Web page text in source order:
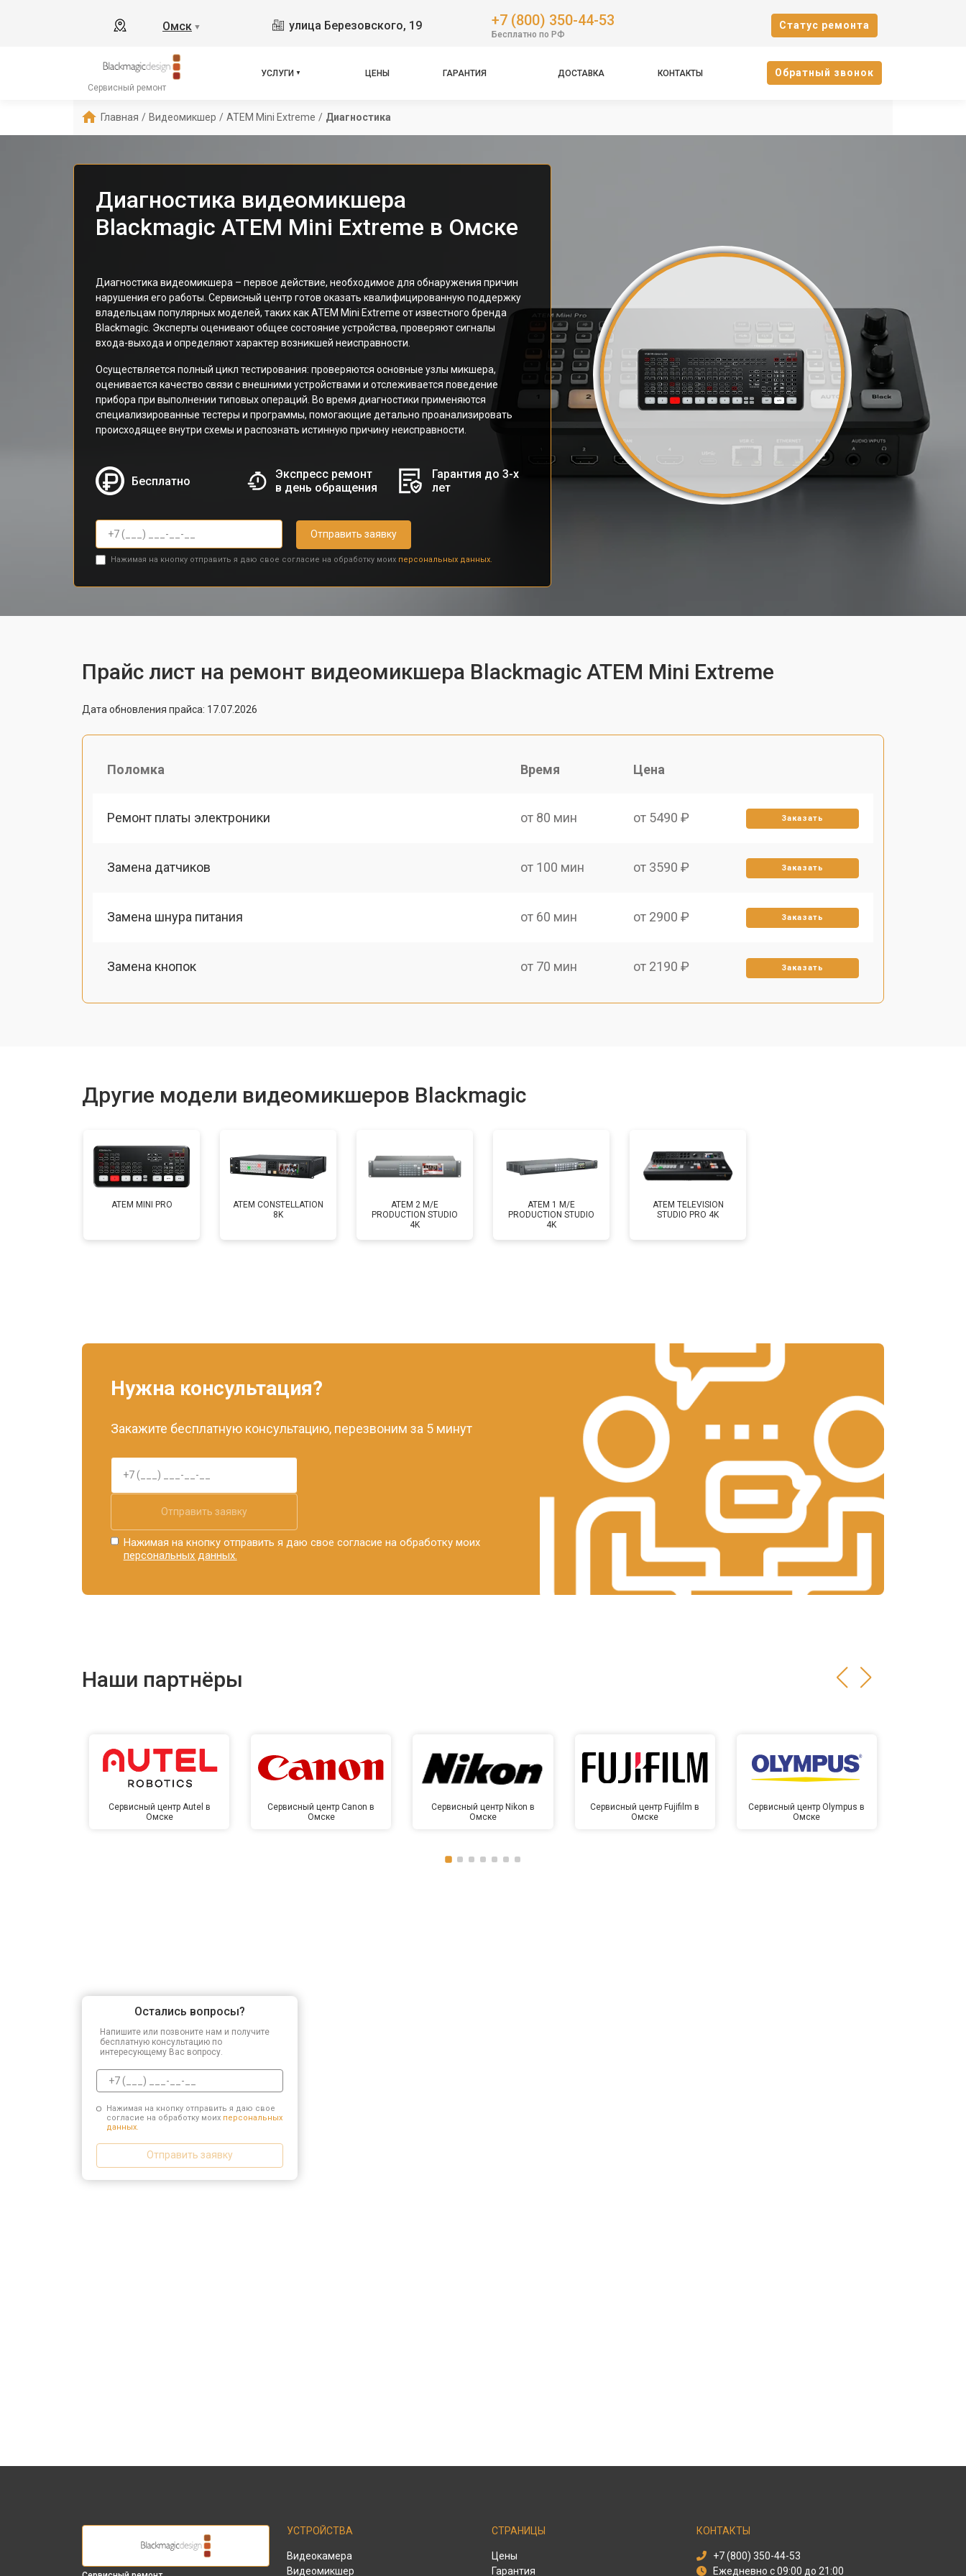
Омск ▼ улица Березовского, 19 +7 (800) 350-44-53
Бесплатно по РФ
Cтатус ремонта
Сервисный ремонт
УСЛУГИ ЦЕНЫ ГАРАНТИЯ ДОСТАВКА КОНТАКТЫ Oбратный звонок
Главная / Видеомикшер / ATEM Mini Extreme / Диагностика
Диагностика видеомикшера
Blackmagic ATEM Mini Extreme в Омске
Диагностика видеомикшера – первое действие, необходимое для обнаружения причин
нарушения его работы. Сервисный центр готов оказать квалифицированную поддержку
владельцам популярных моделей, таких как ATEM Mini Extreme от известного бренда
Blackmagic. Эксперты оценивают общее состояние устройства, проверяют сигналы
входа-выхода и определяют характер возникшей неисправности.
Осуществляется полный цикл тестирования: проверяются основные узлы микшера,
оценивается качество связи с внешними устройствами и отслеживается поведение
прибора при выполнении типовых операций. Во время диагностики применяются
специализированные тестеры и программы, помогающие детально проанализировать
происходящее внутри схемы и распознать истинную причину неисправности.
Бесплатно
Экспресс ремонт
в день обращения
Гарантия до 3-х
лет
Отправить заявку
Нажимая на кнопку отправить я даю свое согласие на обработку моих персональных данных.
Прайс лист на ремонт видеомикшера Blackmagic ATEM Mini Extreme
Дата обновления прайса: 17.07.2026
Поломка Время Цена
Ремонт платы электроники от 80 мин от 5490 ₽ Заказать
Замена датчиков от 100 мин от 3590 ₽ Заказать
Замена шнура питания от 60 мин от 2900 ₽ Заказать
Замена кнопок от 70 мин от 2190 ₽ Заказать
Другие модели видеомикшеров Blackmagic
ATEM MINI PRO
ATEM CONSTELLATION
8K
ATEM 2 M/E
PRODUCTION STUDIO
4K
ATEM 1 M/E
PRODUCTION STUDIO
4K
ATEM TELEVISION
STUDIO PRO 4K
Нужна консультация?
Закажите бесплатную консультацию, перезвоним за 5 минут
Отправить заявку
Нажимая на кнопку отправить я даю свое согласие на обработку моих
персональных данных.
Наши партнёры
Сервисный центр Autel в
Омске
Сервисный центр Canon в
Омске
Сервисный центр Nikon в
Омске
Сервисный центр Fujifilm в
Омске
Сервисный центр Olympus в
Омске
Остались вопросы?
Напишите или позвоните нам и получите
бесплатную консультацию по
интересующему Вас вопросу.
Нажимая на кнопку отправить я даю свое
согласие на обработку моих персональных
данных.
Отправить заявку
УСТРОЙСТВА
Видеокамера
Видеомикшер
СТРАНИЦЫ
Цены
Гарантия
КОНТАКТЫ
+7 (800) 350-44-53
Ежедневно с 09:00 до 21:00